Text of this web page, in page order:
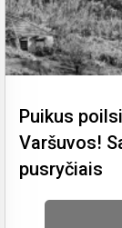
Puikus
Varšuvos!
pusryčiais